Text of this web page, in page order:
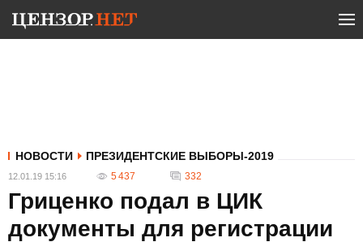
НОВОСТИ ПРЕЗИДЕНТСКИЕ ВЫБОРЫ-2019
12.01.19 15:16 5 437 332
Гриценко подал в ЦИК
документы для регистрации